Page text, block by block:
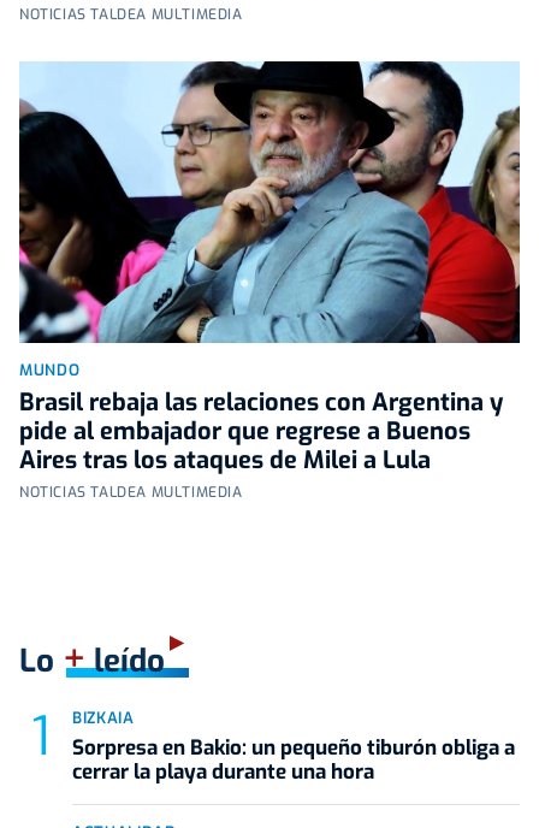
NOTICIAS TALDEA MULTIMEDIA
MUNDO
Brasil rebaja las relaciones con Argentina y
pide al embajador que regrese a Buenos
Aires tras los ataques de Milei a Lula
NOTICIAS TALDEA MULTIMEDIA
Lo +leído
BIZKAIA
Sorpresa en Bakio: un pequeño tiburón obliga a
cerrar la playa durante una hora